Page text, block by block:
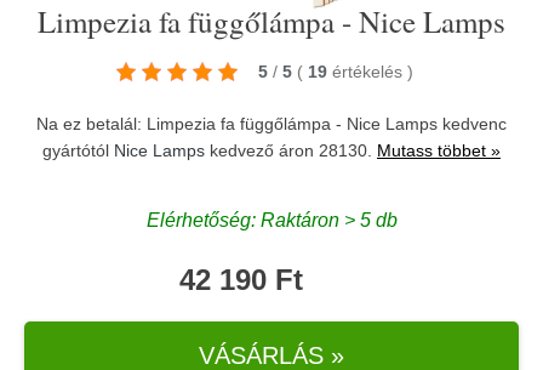
Limpezia fa függőlámpa - Nice Lamps
5 / 5 ( 19 értékelés )
Na ez betalál: Limpezia fa függőlámpa - Nice Lamps kedvenc
gyártótól Nice Lamps kedvező áron 28130. Mutass többet »
Elérhetőség: Raktáron > 5 db
42 190 Ft
VÁSÁRLÁS »